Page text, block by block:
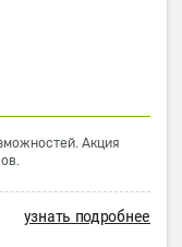
Акция
узнать подробнее